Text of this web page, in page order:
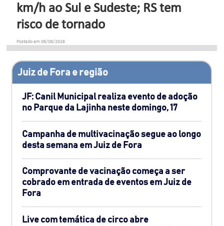
km/h ao Sul e Sudeste; RS tem
risco de tornado
Postado em 06/08/2026
Juiz de Fora e região
JF: Canil Municipal realiza evento de adoção
no Parque da Lajinha neste domingo, 17
Campanha de multivacinação segue ao longo
desta semana em Juiz de Fora
Comprovante de vacinação começa a ser
cobrado em entrada de eventos em Juiz de
Fora
Live com temática de circo abre